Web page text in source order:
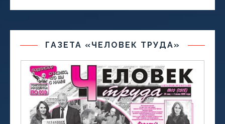
ГАЗЕТА «ЧЕЛОВЕК ТРУДА»